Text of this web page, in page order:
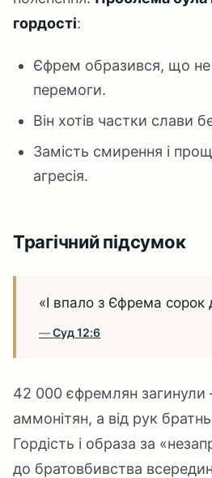
гордості:
Єфрем образився, що не
перемоги.
Він хотів частки слави
Замість смирення і
агресія.
Трагічний підсумок
«І впало з Єфрема сорок
Суд 12:6
42 000 єфремлян загинули
аммонітян, а від рук
Гордість і образа за
до братовбивства